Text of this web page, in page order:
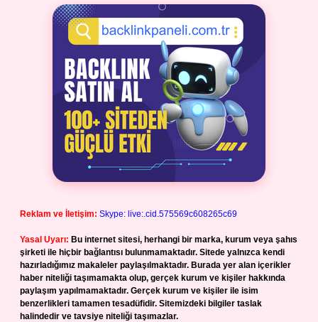
Reklam ve İletişim: Skype: live:.cid.575569c608265c69
Yasal Uyarı: Bu internet sitesi, herhangi bir marka, kurum veya şahıs
şirketi ile hiçbir bağlantısı bulunmamaktadır. Sitede yalnızca kendi
hazırladığımız makaleler paylaşılmaktadır. Burada yer alan içerikler
haber niteliği taşımamakta olup, gerçek kurum ve kişiler hakkında
paylaşım yapılmamaktadır. Gerçek kurum ve kişiler ile isim
benzerlikleri tamamen tesadüfidir. Sitemizdeki bilgiler taslak
halindedir ve tavsiye niteliği taşımazlar.